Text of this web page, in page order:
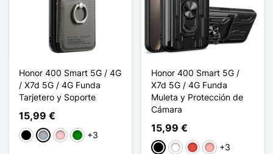
Honor 400 Smart 5G / 4G
/ X7d 5G / 4G Funda
Tarjetero y Soporte
15,99 €
Negro
Gris RosaVerde
+3
Honor 400 Smart 5G /
X7d 5G / 4G Funda
Muleta y Protección de
Cámara
15,99 €
NegroBlancoRojoOro rosa
+3